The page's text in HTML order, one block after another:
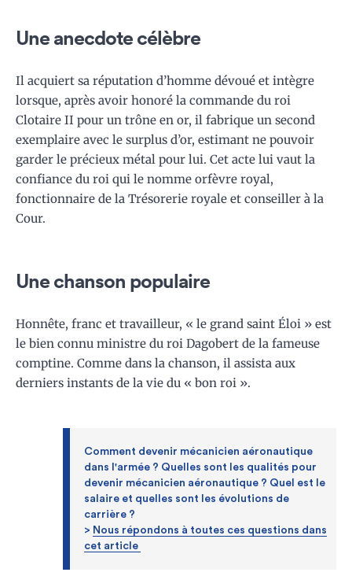
Une anecdote célèbre
Il acquiert sa réputation d’homme dévoué et intègre
lorsque, après avoir honoré la commande du roi
Clotaire II pour un trône en or, il fabrique un second
exemplaire avec le surplus d’or, estimant ne pouvoir
garder le précieux métal pour lui. Cet acte lui vaut la
confiance du roi qui le nomme orfèvre royal,
fonctionnaire de la Trésorerie royale et conseiller à la
Cour.
Une chanson populaire
Honnête, franc et travailleur, « le grand saint Éloi » est
le bien connu ministre du roi Dagobert de la fameuse
comptine. Comme dans la chanson, il assista aux
derniers instants de la vie du « bon roi ».
Comment devenir mécanicien aéronautique
dans l'armée ? Quelles sont les qualités pour
devenir mécanicien aéronautique ? Quel est le
salaire et quelles sont les évolutions de
carrière ?
> Nous répondons à toutes ces questions dans
cet article